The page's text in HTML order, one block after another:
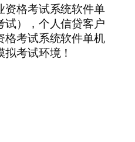
资格考试系统软件单
），个人信贷客户
格考试系统软件单机
考试环境！